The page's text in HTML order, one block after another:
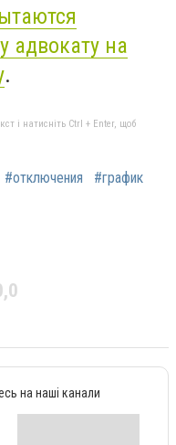
адвокату на
.
і натисніть Ctrl + Enter, щоб
#отключения #график
на наші канали